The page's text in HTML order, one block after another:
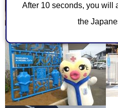
After 10 seconds, you will
the